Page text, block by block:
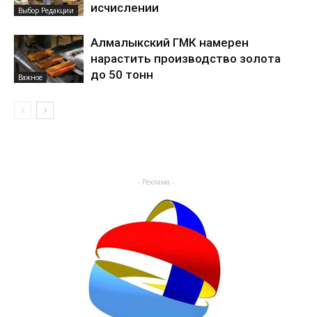
Выбор Редакции
исчислении
Важное
Алмалыкский ГМК намерен
нарастить производство золота
до 50 тонн
- Реклама -